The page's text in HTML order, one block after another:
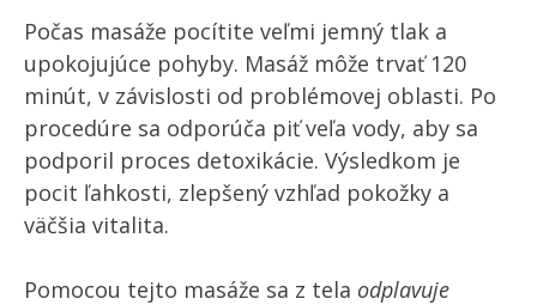
Počas masáže pocítite veľmi jemný tlak a
upokojujúce pohyby. Masáž môže trvať 120
minút, v závislosti od problémovej oblasti. Po
procedúre sa odporúča piť veľa vody, aby sa
podporil proces detoxikácie. Výsledkom je
pocit ľahkosti, zlepšený vzhľad pokožky a
väčšia vitalita.
Pomocou tejto masáže sa z tela odplavuje